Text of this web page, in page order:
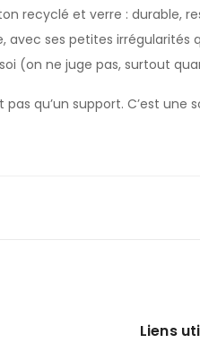
recyclé et verre : durable,
avec ses petites irrégularités
(on ne juge pas, surtout
pas qu’un support. C’est une
Liens